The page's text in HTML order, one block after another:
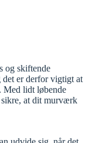
og skiftende
det er derfor vigtigt at
Med lidt løbende
at dit murværk